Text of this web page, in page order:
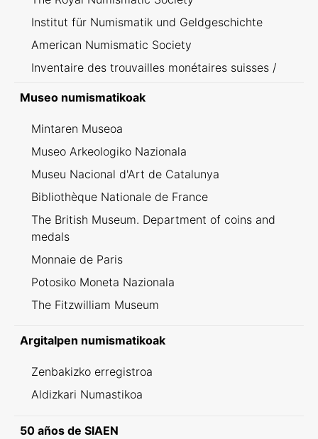
Institut für Numismatik und Geldgeschichte
American Numismatic Society
Inventaire des trouvailles monétaires suisses /
Museo numismatikoak
Mintaren Museoa
Museo Arkeologiko Nazionala
Museu Nacional d'Art de Catalunya
Bibliothèque Nationale de France
The British Museum. Department of coins and
medals
Monnaie de Paris
Potosiko Moneta Nazionala
The Fitzwilliam Museum
Argitalpen numismatikoak
Zenbakizko erregistroa
Aldizkari Numastikoa
50 años de SIAEN